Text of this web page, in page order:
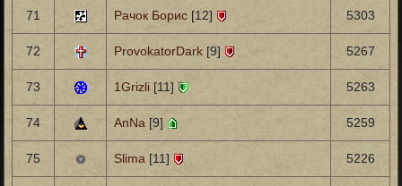
71 Рачок Борис [12] 5303
72 ProvokatorDark [9] 5267
73 1Grizli [11] 5263
74 AnNa [9] 5259
75 Slima [11] 5226